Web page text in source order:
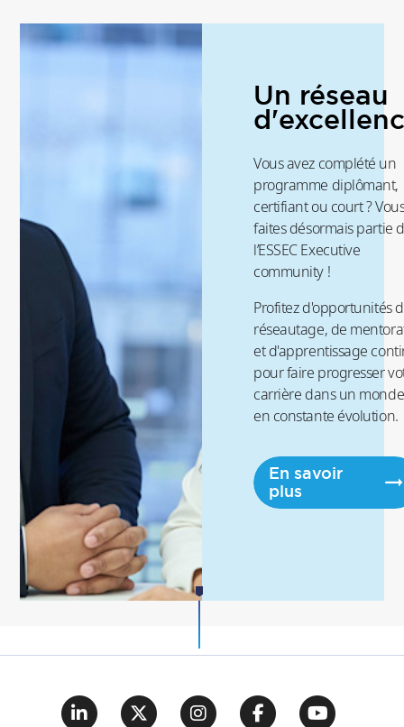
Un réseau
Vous avez complété un
programme diplômant,
certifiant ou court ?
faites désormais partie
l’ESSEC Executive
community !
Profitez d'opportunités
réseautage, de
et d'apprentissage
pour faire progresser
carrière dans un monde
en constante évolution.
En savoir
plus